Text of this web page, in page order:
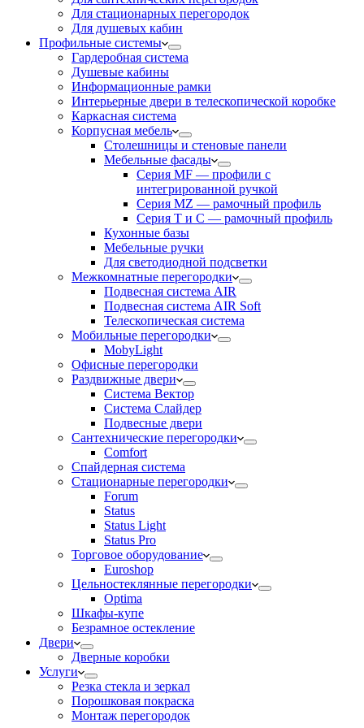
Для стационарных перегородок
Для душевых кабин
Профильные системы
Гардеробная система
Душевые кабины
Информационные рамки
Интерьерные двери в телескопической коробке
Каркасная система
Корпусная мебель
Столешницы и стеновые панели
Мебельные фасады
Серия MF — профили с
интегрированной ручкой
Серия MZ — рамочный профиль
Серия T и C — рамочный профиль
Кухонные базы
Мебельные ручки
Для светодиодной подсветки
Межкомнатные перегородки
Подвесная система AIR
Подвесная система AIR Soft
Телескопическая система
Мобильные перегородки
MobyLight
Офисные перегородки
Раздвижные двери
Система Вектор
Система Слайдер
Подвесные двери
Сантехнические перегородки
Comfort
Спайдерная система
Стационарные перегородки
Forum
Status
Status Light
Status Pro
Торговое оборудование
Euroshop
Цельностеклянные перегородки
Optima
Шкафы-купе
Безрамное остекление
Двери
Дверные коробки
Услуги
Резка стекла и зеркал
Порошковая покраска
Монтаж перегородок